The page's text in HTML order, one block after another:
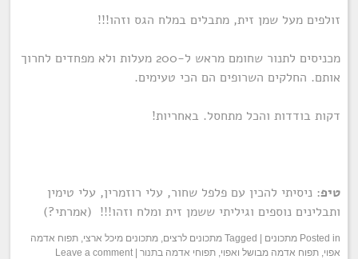
זולפים מעל שמן זית, מתבלים במלח הגס וזהו!!!
מכניסים לתנור שחומם מראש ל-200 מעלות ולא מפחדים לחרוך
אותם. החלקים השרופים הם הכי טעימים.
דקות בודדות והכל מתחסל. באחריות!
טיפ: ניסיתי להכין עם פלפל שחור, עלי רוזמרין, עלי טימין
ותבלינים נוספים וגיליתי ששמן זית ומלח וזהו!!! (אמרתי?)
Posted in מתכונים |
Tagged מתכונים לרצים ,מתכונים מיכל ארצי ,תפוח אדמה
אפוי ,תפוח אדמה מבושל ואפוי ,תפוחי אדמה בתנור |
Leave a comment